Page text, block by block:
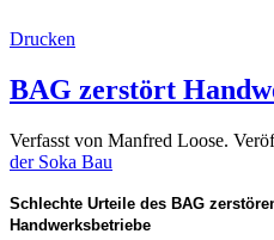
Drucken
BAG zerstört
Verfasst von Manfred Loose.
der Soka Bau
Schlechte Urteile des BAG
Handwerksbetriebe